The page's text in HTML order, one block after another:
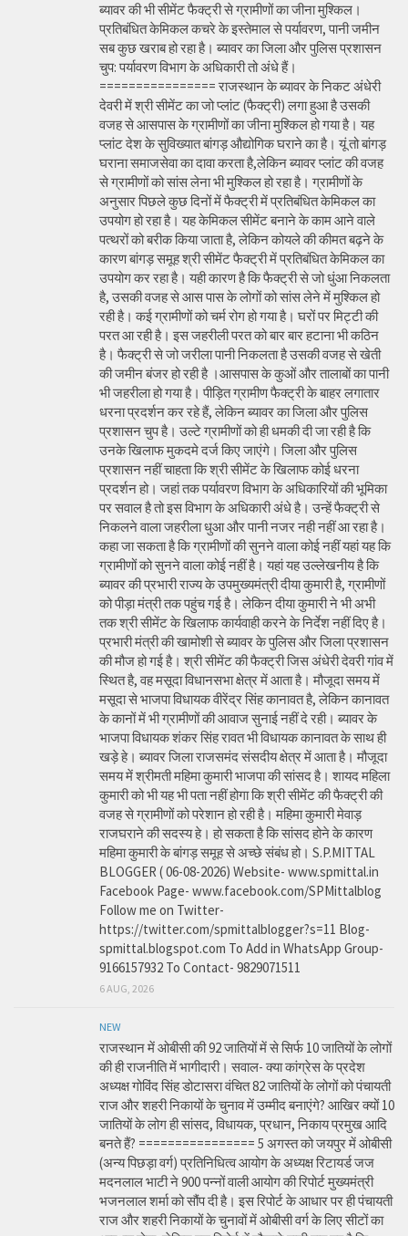
ब्यावर की भी सीमेंट फैक्ट्री से ग्रामीणों का जीना मुश्किल।
प्रतिबंधित केमिकल कचरे के इस्तेमाल से पर्यावरण, पानी जमीन
सब कुछ खराब हो रहा है। ब्यावर का जिला और पुलिस प्रशासन
चुप: पर्यावरण विभाग के अधिकारी तो अंधे हैं।
================ राजस्थान के ब्यावर के निकट अंधेरी
देवरी में श्री सीमेंट का जो प्लांट (फैक्ट्री) लगा हुआ है उसकी
वजह से आसपास के ग्रामीणों का जीना मुश्किल हो गया है। यह
प्लांट देश के सुविख्यात बांगड़ औद्योगिक घराने का है। यूं तो बांगड़
घराना समाजसेवा का दावा करता है,लेकिन ब्यावर प्लांट की वजह
से ग्रामीणों को सांस लेना भी मुश्किल हो रहा है। ग्रामीणों के
अनुसार पिछले कुछ दिनों में फैक्ट्री में प्रतिबंधित केमिकल का
उपयोग हो रहा है। यह केमिकल सीमेंट बनाने के काम आने वाले
पत्थरों को बरीक किया जाता है, लेकिन कोयले की कीमत बढ़ने के
कारण बांगड़ समूह श्री सीमेंट फैक्ट्री में प्रतिबंधित केमिकल का
उपयोग कर रहा है। यही कारण है कि फैक्ट्री से जो धुंआ निकलता
है, उसकी वजह से आस पास के लोगों को सांस लेने में मुश्किल हो
रही है। कई ग्रामीणों को चर्म रोग हो गया है। घरों पर मिट्टी की
परत आ रही है। इस जहरीली परत को बार बार हटाना भी कठिन
है। फैक्ट्री से जो जरीला पानी निकलता है उसकी वजह से खेती
की जमीन बंजर हो रही है ।आसपास के कुओं और तालाबों का पानी
भी जहरीला हो गया है। पीड़ित ग्रामीण फैक्ट्री के बाहर लगातार
धरना प्रदर्शन कर रहे हैं, लेकिन ब्यावर का जिला और पुलिस
प्रशासन चुप है। उल्टे ग्रामीणों को ही धमकी दी जा रही है कि
उनके खिलाफ मुकदमे दर्ज किए जाएंगे। जिला और पुलिस
प्रशासन नहीं चाहता कि श्री सीमेंट के खिलाफ कोई धरना
प्रदर्शन हो। जहां तक पर्यावरण विभाग के अधिकारियों की भूमिका
पर सवाल है तो इस विभाग के अधिकारी अंधे है। उन्हें फैक्ट्री से
निकलने वाला जहरीला धुआ और पानी नजर नही नहीं आ रहा है।
कहा जा सकता है कि ग्रामीणों की सुनने वाला कोई नहीं यहां यह कि
ग्रामीणों को सुनने वाला कोई नहीं है। यहां यह उल्लेखनीय है कि
ब्यावर की प्रभारी राज्य के उपमुख्यमंत्री दीया कुमारी है, ग्रामीणों
को पीड़ा मंत्री तक पहुंच गई है। लेकिन दीया कुमारी ने भी अभी
तक श्री सीमेंट के खिलाफ कार्यवाही करने के निर्देश नहीं दिए है।
प्रभारी मंत्री की खामोशी से ब्यावर के पुलिस और जिला प्रशासन
की मौज हो गई है। श्री सीमेंट की फैक्ट्री जिस अंधेरी देवरी गांव में
स्थित है, वह मसूदा विधानसभा क्षेत्र में आता है। मौजूदा समय में
मसूदा से भाजपा विधायक वीरेंद्र सिंह कानावत है, लेकिन कानावत
के कानों में भी ग्रामीणों की आवाज सुनाई नहीं दे रही। ब्यावर के
भाजपा विधायक शंकर सिंह रावत भी विधायक कानावत के साथ ही
खड़े हे। ब्यावर जिला राजसमंद संसदीय क्षेत्र में आता है। मौजूदा
समय में श्रीमती महिमा कुमारी भाजपा की सांसद है। शायद महिला
कुमारी को भी यह भी पता नहीं होगा कि श्री सीमेंट की फैक्ट्री की
वजह से ग्रामीणों को परेशान हो रही है। महिमा कुमारी मेवाड़
राजघराने की सदस्य हे। हो सकता है कि सांसद होने के कारण
महिमा कुमारी के बांगड़ समूह से अच्छे संबंध हो। S.P.MITTAL
BLOGGER ( 06-08-2026) Website- www.spmittal.in
Facebook Page- www.facebook.com/SPMittalblog
Follow me on Twitter-
https://twitter.com/spmittalblogger?s=11 Blog-
spmittal.blogspot.com To Add in WhatsApp Group-
9166157932 To Contact- 9829071511
6 AUG, 2026
NEW
राजस्थान में ओबीसी की 92 जातियों में से सिर्फ 10 जातियों के लोगों
की ही राजनीति में भागीदारी। सवाल- क्या कांग्रेस के प्रदेश
अध्यक्ष गोविंद सिंह डोटासरा वंचित 82 जातियों के लोगों को पंचायती
राज और शहरी निकायों के चुनाव में उम्मीद बनाएंगे? आखिर क्यों 10
जातियों के लोग ही सांसद, विधायक, प्रधान, निकाय प्रमुख आदि
बनते हैं? ================ 5 अगस्त को जयपुर में ओबीसी
(अन्य पिछड़ा वर्ग) प्रतिनिधित्व आयोग के अध्यक्ष रिटायर्ड जज
मदनलाल भाटी ने 900 पन्नों वाली आयोग की रिपोर्ट मुख्यमंत्री
भजनलाल शर्मा को सौंप दी है। इस रिपोर्ट के आधार पर ही पंचायती
राज और शहरी निकायों के चुनावों में ओबीसी वर्ग के लिए सीटों का